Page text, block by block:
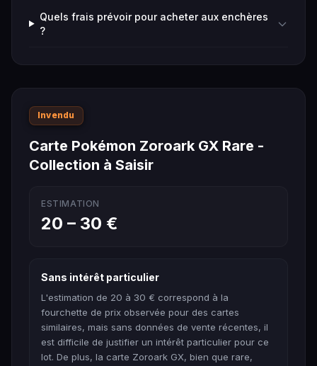
Quels frais prévoir pour acheter aux enchères
?
Invendu
Carte Pokémon Zoroark GX Rare -
Collection à Saisir
ESTIMATION
20 – 30 €
Sans intérêt particulier
L'estimation de 20 à 30 € correspond à la
fourchette de prix observée pour des cartes
similaires, mais sans données de vente récentes, il
est difficile de justifier un intérêt particulier pour ce
lot. De plus, la carte Zoroark GX, bien que rare,